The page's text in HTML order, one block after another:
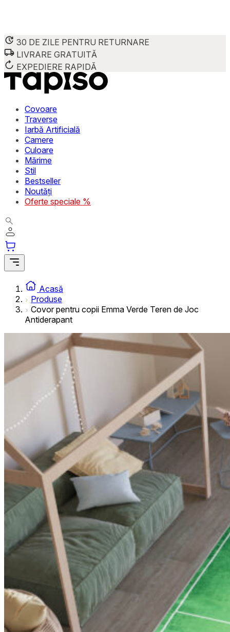
30 DE ZILE PENTRU RETURNARE
LIVRARE GRATUITĂ
EXPEDIERE RAPIDĂ
Covoare
Traverse
Iarbă Artificială
Camere
Culoare
Mărime
Stil
Bestseller
Noutăți
Oferte speciale %
Acasă
Produse
Covor pentru copii Emma Verde Teren de Joc
Antiderapant
Folosim cookie-uri pentru a personaliza conținutul și
Împărtășim informații despre modul în care utilizezi
combina aceste informații cu alte date primite de la tine
stochează date care permit identificarea persoanei.
preferată sau regiunea în care se află utilizatorul.
Statistică
interesante pentru utilizatori și, astfel, mai valoroase
Cookie-urile neclasificate